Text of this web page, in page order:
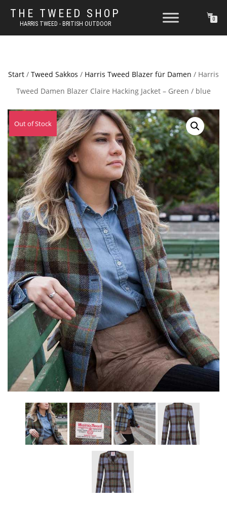
THE TWEED SHOP
HARRIS TWEED - BRITISH OUTDOOR
0
Start / Tweed Sakkos / Harris Tweed Blazer für Damen / Harris
Tweed Damen Blazer Claire Hacking Jacket – Green / blue
Out of Stock